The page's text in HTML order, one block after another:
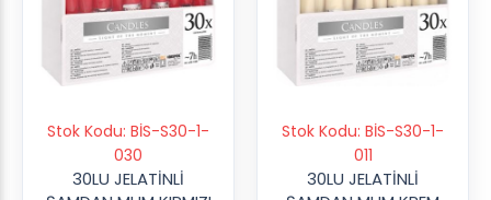
Stok Kodu: BİS-S30-1-
030
30LU JELATİNLİ
Stok Kodu: BİS-S30-1-
011
30LU JELATİNLİ